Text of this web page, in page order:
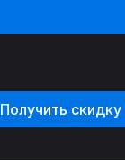
Получить скидку